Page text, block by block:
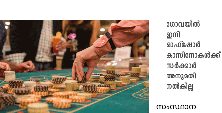
ഗോവയിൽ
ഇനി
ഓഫ്‌ഷോർ
കാസിനോകൾക്ക്
സർക്കാർ
അനുമതി
നൽകില്ല
സംസ്ഥാന